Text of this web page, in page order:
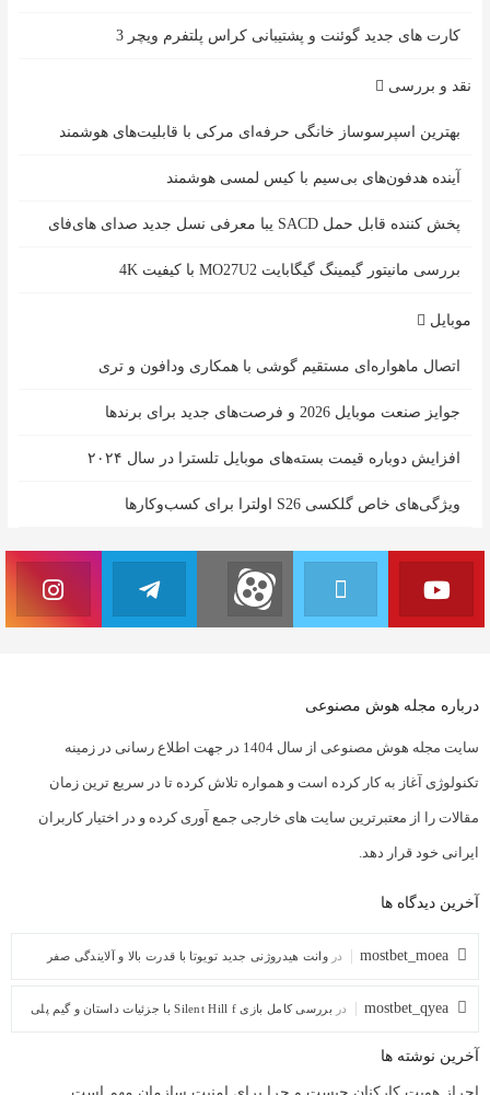
کارت های جدید گوئنت و پشتیبانی کراس پلتفرم ویچر 3
نقد و بررسی
بهترین اسپرسوساز خانگی حرفه‌ای مرکی با قابلیت‌های هوشمند
آینده هدفون‌های بی‌سیم با کیس لمسی هوشمند
پخش کننده قابل حمل SACD یبا معرفی نسل جدید صدای های‌فای
بررسی مانیتور گیمینگ گیگابایت MO27U2 با کیفیت 4K
موبایل
اتصال ماهواره‌ای مستقیم گوشی‌ با همکاری ودافون و تری
جوایز صنعت موبایل 2026 و فرصت‌های جدید برای برندها
افزایش دوباره قیمت بسته‌های موبایل تلسترا در سال ۲۰۲۴
ویژگی‌های خاص گلکسی S26 اولترا برای کسب‌وکارها
درباره مجله هوش مصنوعی
سایت مجله هوش مصنوعی از سال 1404 در جهت اطلاع رسانی در زمینه
تکنولوژی آغاز به کار کرده است و همواره تلاش کرده تا در سریع ترین زمان
مقالات را از معتبرترین سایت های خارجی جمع آوری کرده و در اختیار کاربران
ایرانی خود قرار دهد.
آخرین دیدگاه ها
mostbet_moea در وانت هیدروژنی جدید تویوتا با قدرت بالا و آلایندگی صفر
mostbet_qyea در بررسی کامل بازی Silent Hill f با جزئیات داستان و گیم پلی
آخرین نوشته ها